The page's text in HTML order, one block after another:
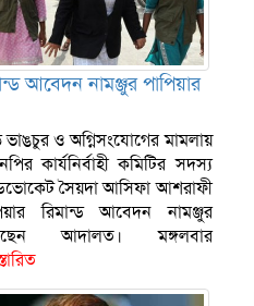
আবেদন নামঞ্জুর পাপিয়ার
ভাঙচুর ও অগ্নিসংযোগের মামলায়
কার্যনির্বাহী কমিটির সদস্য
সৈয়দা আসিফা আশরাফী
রিমান্ড আবেদন নামঞ্জুর
আদালত। মঙ্গলবার